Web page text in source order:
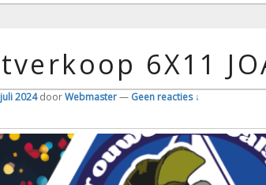
6X11
2024 doorWebmaster— Geen reacties ↓